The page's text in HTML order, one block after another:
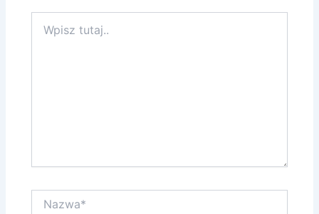
tutaj..